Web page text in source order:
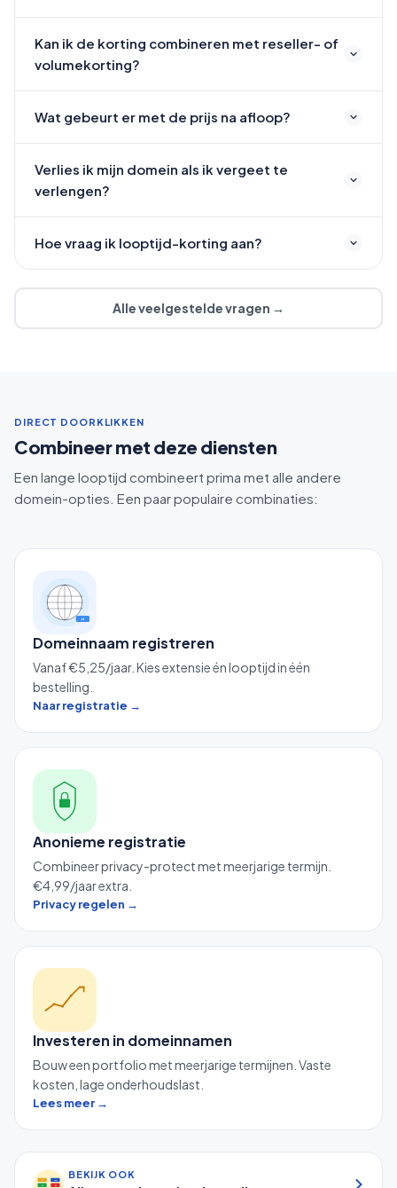
Kan ik de korting combineren met reseller- of
volumekorting?
Wat gebeurt er met de prijs na afloop?
Verlies ik mijn domein als ik vergeet te
verlengen?
Hoe vraag ik looptijd-korting aan?
Alle veelgestelde vragen →
DIRECT DOORKLIKKEN
Combineer met deze diensten
Een lange looptijd combineert prima met alle andere
domein-opties. Een paar populaire combinaties:
.nl
Domeinnaam registreren
Vanaf €5,25/jaar. Kies extensie én looptijd in één
bestelling.
Naar registratie →
Anonieme registratie
Combineer privacy-protect met meerjarige termijn.
€4,99/jaar extra.
Privacy regelen →
Investeren in domeinnamen
Bouw een portfolio met meerjarige termijnen. Vaste
kosten, lage onderhoudslast.
Lees meer →
.be
BEKIJK OOK